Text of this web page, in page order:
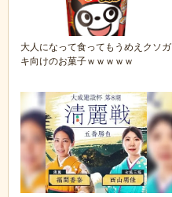
大人になって食ってもうめえクソガ
キ向けのお菓子ｗｗｗｗｗ